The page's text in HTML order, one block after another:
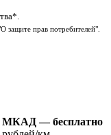
прав потребителей".
МКАД — бесплатно